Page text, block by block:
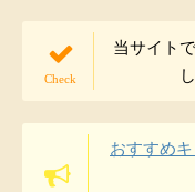
当サイト
おすすめ